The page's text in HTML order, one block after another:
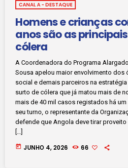
CANAL A - DESTAQUE
Homens e crianças
anos são as
cólera
A Coordenadora do Programa
Sousa apelou maior envolvimento dos
social e demais parceiros na
surto de cólera que já matou mais de
mais de 40 mil casos registados há
seu turno, o representante da
defende que Angola deve tirar
[…]
today JUNHO 4, 2026 66